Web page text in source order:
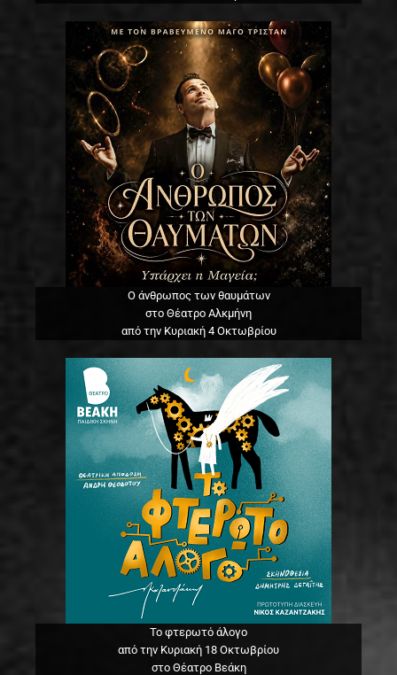
Ο άνθρωπος των θαυμάτων
στο Θέατρο Αλκμήνη
από την Κυριακή 4 Οκτωβρίου
Το φτερωτό άλογο
από την Κυριακή 18 Οκτωβρίου
στο Θέατρο Βεάκη